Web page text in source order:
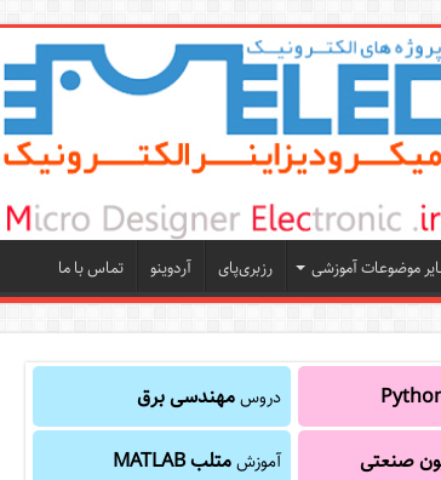
موضوعات آموزشی رزبری‌پای آردوینو تماس با ما
صنعتی
دروسمهندسی برق
آموزشمتلب MATLAB